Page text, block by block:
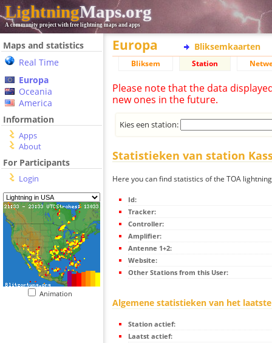
LightningMaps.org
A community project with free lightning maps and apps
Maps and statistics
Real Time
Europa
Oceania
America
Information
Apps
About
For Participants
Login
Animation
Europa Bliksemkaarten
Bliksem Station
Please note that the data
new ones in the future.
Kies een station:
Statistieken van station
Here you can find statistics of the TOA
Id:
Tracker:
Controller:
Amplifier:
Antenne 1+2:
Website:
Other Stations from this User:
Algemene statistieken van het
Station actief:
Laatst actief: